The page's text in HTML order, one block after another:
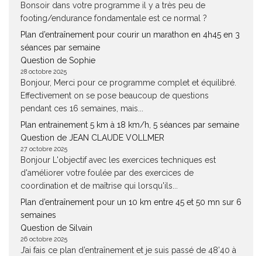
Bonsoir dans votre programme il y a très peu de
footing/endurance fondamentale est ce normal ?
Plan d’entraînement pour courir un marathon en 4h45 en 3
séances par semaine
Question de Sophie
28 octobre 2025
Bonjour, Merci pour ce programme complet et équilibré.
Effectivement on se pose beaucoup de questions
pendant ces 16 semaines, mais...
Plan entrainement 5 km à 18 km/h, 5 séances par semaine
Question de JEAN CLAUDE VOLLMER
27 octobre 2025
Bonjour L'objectif avec les exercices techniques est
d'améliorer votre foulée par des exercices de
coordination et de maîtrise qui lorsqu'ils...
Plan d’entraînement pour un 10 km entre 45 et 50 mn sur 6
semaines
Question de Silvain
26 octobre 2025
J’ai fais ce plan d’entraînement et je suis passé de 48’40 à